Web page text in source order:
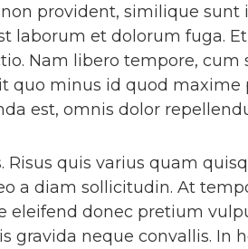
provident, similique sunt
laborum et dolorum fuga.
Nam libero tempore, cum
minus id quod maxime
est, omnis dolor
quis varius quam
a diam sollicitudin. At
eleifend donec pretium
gravida neque convallis. In